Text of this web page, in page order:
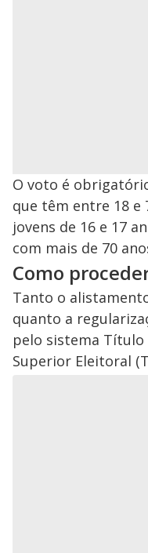
O voto é
que têm entre 18 e
jovens de 16 e 17
com mais de 70
Como
Tanto o
quanto a
pelo sistema
Superior Eleitoral